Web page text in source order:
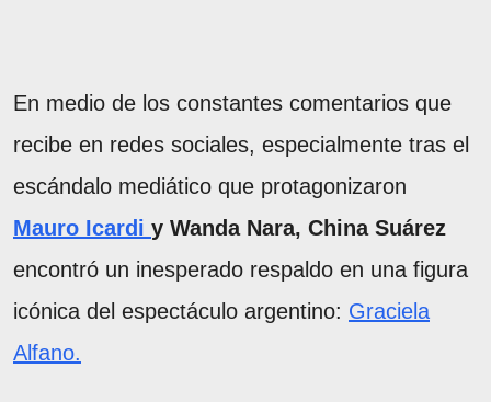
En medio de los constantes comentarios que
recibe en redes sociales, especialmente tras el
escándalo mediático que protagonizaron
Mauro Icardi y Wanda Nara, China Suárez
encontró un inesperado respaldo en una figura
icónica del espectáculo argentino: Graciela
Alfano.